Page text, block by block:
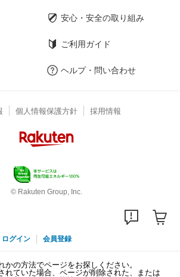
安心・安全の取り組み
ご利用ガイド
ヘルプ・問い合わせ
個人情報保護方針 採用情報
© Rakuten Group, Inc.
ログイン 会員登録
かの方法でページをお探しください。
れていた場合、ページが削除された、または